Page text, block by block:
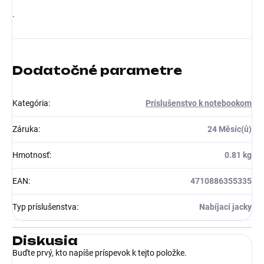
.
Dodatočné parametre
Kategória: Príslušenstvo k notebookom
Záruka: 24 Měsíc(ů)
Hmotnosť: 0.81 kg
EAN: 4710886355335
Typ príslušenstva: Nabíjací jacky
Diskusia
Buďte prvý, kto napíše príspevok k tejto položke.